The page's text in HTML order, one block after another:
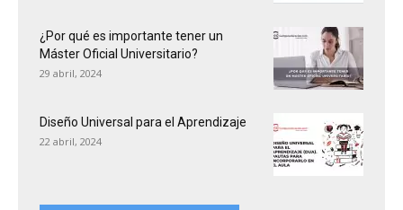
¿Por qué es importante tener un
Máster Oficial Universitario?
29 abril, 2024
Diseño Universal para el Aprendizaje
22 abril, 2024